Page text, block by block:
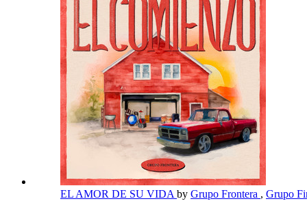
EL AMOR DE SU VIDA by Grupo Frontera , Grupo